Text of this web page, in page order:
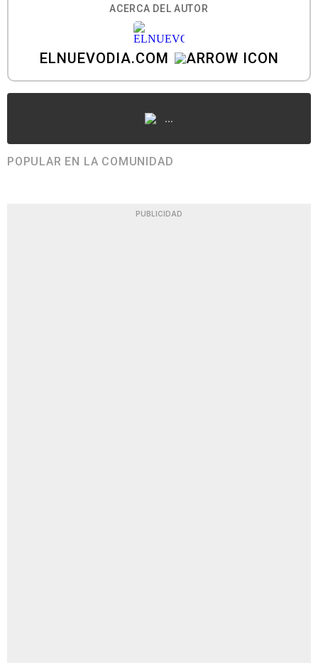
ACERCA DEL AUTOR
ELNUEVODIA.COM
...
POPULAR EN LA COMUNIDAD
PUBLICIDAD